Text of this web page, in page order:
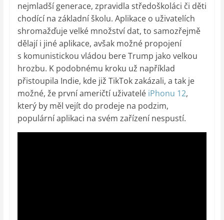
nejmladší generace, zpravidla středoškoláci či děti
chodící na základní školu. Aplikace o uživatelích
shromažďuje velké množství dat, to samozřejmě
dělají i jiné aplikace, avšak možné propojení
s komunistickou vládou bere Trump jako velkou
hrozbu. K podobnému kroku už například
přistoupila Indie, kde již TikTok zakázali, a tak je
možné, že první američtí uživatelé iPhonu 12,
který by měl vejít do prodeje na podzim,
populární aplikaci na svém zařízení nespustí.